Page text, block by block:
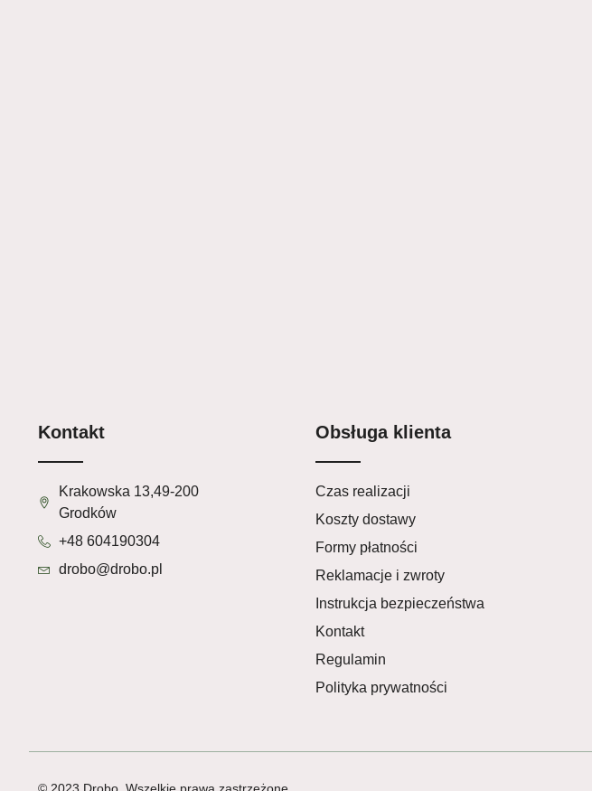
Kontakt
Krakowska 13,49-200
Grodków
+48 604190304
drobo@drobo.pl
Obsługa klienta
Czas realizacji
Koszty dostawy
Formy płatności
Reklamacje i zwroty
Instrukcja bezpieczeństwa
Kontakt
Regulamin
Polityka prywatności